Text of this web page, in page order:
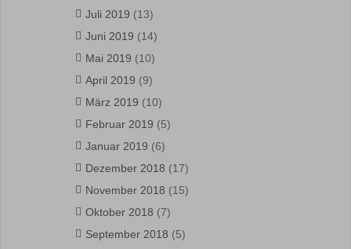
Juli 2019 (13)
Juni 2019 (14)
Mai 2019 (10)
April 2019 (9)
März 2019 (10)
Februar 2019 (5)
Januar 2019 (6)
Dezember 2018 (17)
November 2018 (15)
Oktober 2018 (7)
September 2018 (5)